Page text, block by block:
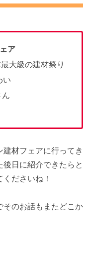
ア
大級の建材祭り
い
材フェアに行ってき
日に紹介できたらと
ださいね！
そのお話もまたどこか